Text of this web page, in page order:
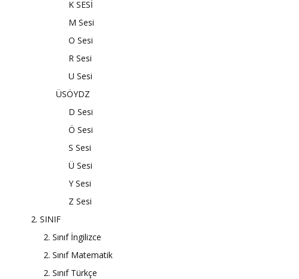
K SESİ
M Sesi
O Sesi
R Sesi
U Sesi
ÜSÖYDZ
D Sesi
Ö Sesi
S Sesi
Ü Sesi
Y Sesi
Z Sesi
2. SINIF
2. Sınıf İngilizce
2. Sınıf Matematik
2. Sınıf Türkçe